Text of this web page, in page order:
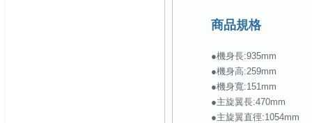
商品規格
●機身長:935mm
●機身高:259mm
●機身寬:151mm
●主旋翼長:470mm
●主旋翼直徑:1054mm